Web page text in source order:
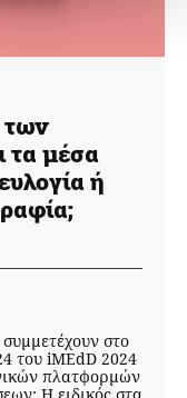
των
τα μέσα
ή
στο
του iMEdD 2024
πλατφορμών